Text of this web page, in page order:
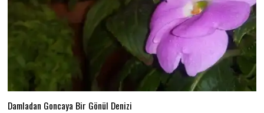
Damladan Goncaya Bir Gönül Denizi